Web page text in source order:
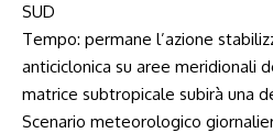
SUD
Tempo: permane l’azione
anticiclonica su aree meridionali
matrice subtropicale subirà una
Scenario meteorologico